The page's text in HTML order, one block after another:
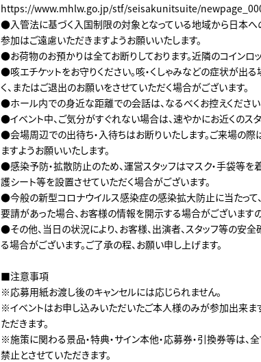
https://www.mhlw.go.jp/stf/seisakunitsuite/
●入管法に基づく入国制限の対象となっている地域から日本
参加はご遠慮いただきますようお願いいたします。
●お荷物のお預かりは全てお断りしております。近隣のコインロ
●咳エチケットをお守りください。咳・くしゃみなどの症状が出
く、またはご退出のお願いをさせていただく場合がございます。
●ホール内での身近な距離での会話は、なるべくお控えください
●イベント中、ご気分がすぐれない場合は、速やかにお近くのス
●会場周辺での出待ち・入待ちはお断りいたします。ご来場の
ますようお願いいたします。
●感染予防・拡散防止のため、運営スタッフはマスク・手袋等
護シート等を設置させていただく場合がございます。
●今般の新型コロナウイルス感染症の感染拡大防止に当たって
要請があった場合、お客様の情報を開示する場合がございます
●その他、当日の状況により、お客様、出演者、スタッフ等の安
る場合がございます。ご了承の程、お願い申し上げます。
■注意事項
※応募用紙お渡し後のキャンセルには応じられません。
※イベントはお申し込みいただいたご本人様のみが参加出来ま
ただきます。
※施策に関わる景品・特典・サイン本他・応募券・引換券等は、
禁止とさせていただきます。